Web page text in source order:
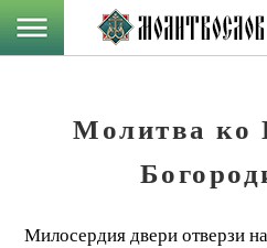
Молитва ко
Милосердия двери отверзи